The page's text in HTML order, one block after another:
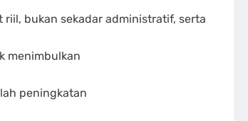
bukan sekadar administratif, serta
menimbulkan
peningkatan